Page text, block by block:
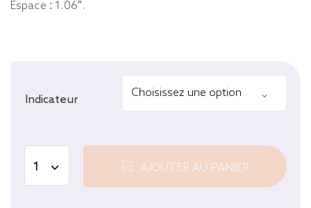
Espace : 1.06″.
Indicateur
AJOUTER AU PANIER